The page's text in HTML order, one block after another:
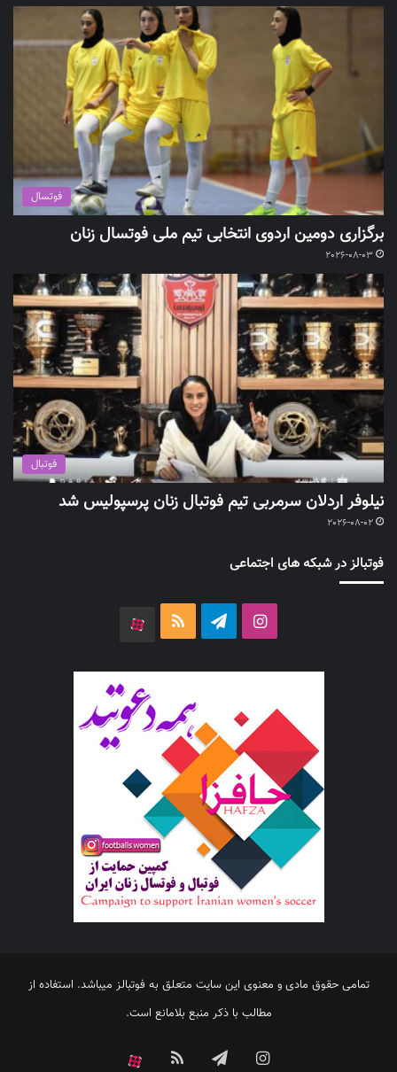
فوتسال
برگزاری دومین اردوی انتخابی تیم ملی فوتسال زنان
2026-08-03
فوتبال
نیلوفر اردلان سرمربی تیم فوتبال زنان پرسپولیس شد
2026-08-02
فوتبالز در شبکه های اجتماعی
اینستاگرامتلگرام خوراک
تمامی حقوق مادی و معنوی این سایت متعلق به فوتبالز میباشد. استفاده از
مطالب با ذکر منبع بلامانع است.
اینستاگرامتلگرام خوراک